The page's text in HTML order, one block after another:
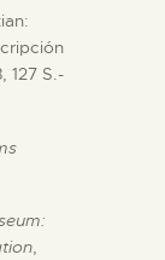
127 S.-
,